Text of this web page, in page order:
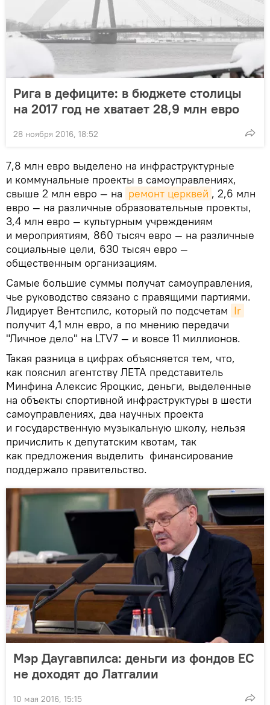
Рига в дефиците: в бюджете столицы
на 2017 год не хватает 28,9 млн евро
28 ноября 2016, 18:52
7,8 млн евро выделено на инфраструктурные
и коммунальные проекты в самоуправлениях,
свыше 2 млн евро — на ремонт церквей , 2,6 млн
евро — на различные образовательные проекты,
3,4 млн евро — культурным учреждениям
и мероприятиям, 860 тысяч евро — на различные
социальные цели, 630 тысяч евро —
общественным организациям.
Самые большие суммы получат самоуправления,
чье руководство связано с правящими партиями.
Лидирует Вентспилс, который по подсчетам Ir
получит 4,1 млн евро, а по мнению передачи
"Личное дело" на LTV7 — и вовсе 11 миллионов.
Такая разница в цифрах объясняется тем, что,
как пояснил агентству ЛЕТА представитель
Минфина Алексис Яроцкис, деньги, выделенные
на объекты спортивной инфраструктуры в шести
самоуправлениях, два научных проекта
и государственную музыкальную школу, нельзя
причислить к депутатским квотам, так
как предложения выделить финансирование
поддержало правительство.
Мэр Даугавпилса: деньги из фондов ЕС
не доходят до Латгалии
10 мая 2016, 15:15